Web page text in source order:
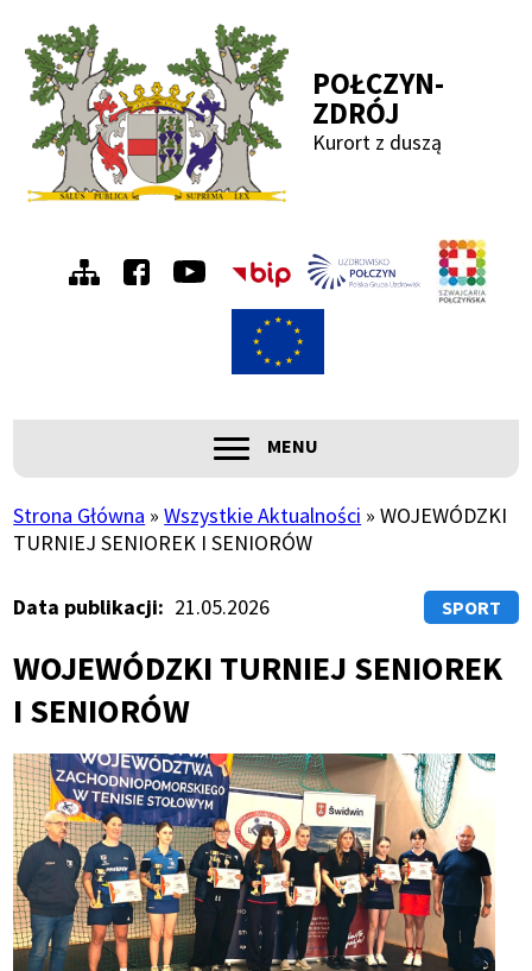
Przejdź
do
menu
Przejdź
do
treści
Przejdź
do
wyszukiwania
Przejdź
do
stopki
POŁCZYN-
ZDRÓJ
Kurort z duszą
Menu
prawe
Główna
nawigacja
ROZWIŃ
MENU
Ścieżka
Strona Główna Wszystkie Aktualności
WOJEWÓDZKI
TURNIEJ SENIOREK I SENIORÓW
Data publikacji 21.05.2026 SPORT
WOJEWÓDZKI TURNIEJ SENIOREK
I SENIORÓW